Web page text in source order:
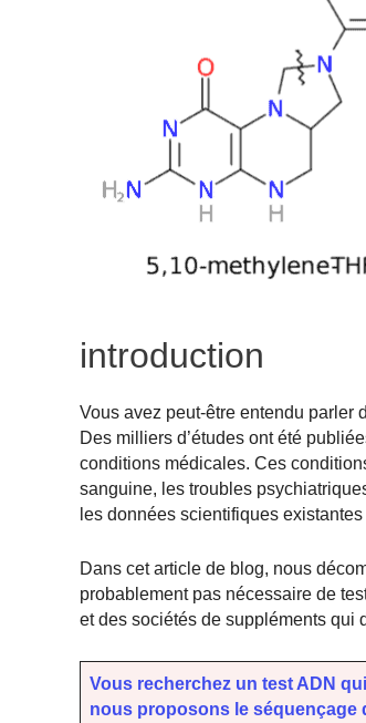
introduction
Vous avez peut-être entendu parler
Des milliers d’études ont été
conditions médicales. Ces
sanguine, les troubles
les données scientifiques
Dans cet article de blog, nous
probablement pas nécessaire de
et des sociétés de suppléments qui
Vous recherchez un test ADN
nous proposons le séquençage